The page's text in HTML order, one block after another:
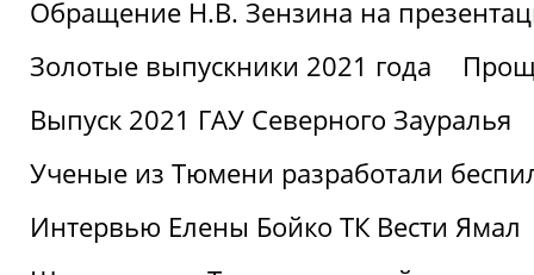
Обращение Н.В. Зензина на
Золотые выпускники 2021 года
Выпуск 2021 ГАУ Северного Зауралья
Ученые из Тюмени разработали
Интервью Елены Бойко ТК Вести Ямал